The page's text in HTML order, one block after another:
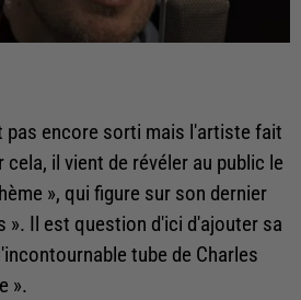
pas encore sorti mais l'artiste fait
il vient de révéler au public le
», qui figure sur son dernier
». Il est question d'ici d'ajouter sa
tube de Charles
».